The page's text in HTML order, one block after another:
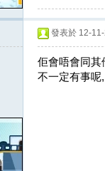
發表於 12-
佢會唔會同其
不一定有事呢